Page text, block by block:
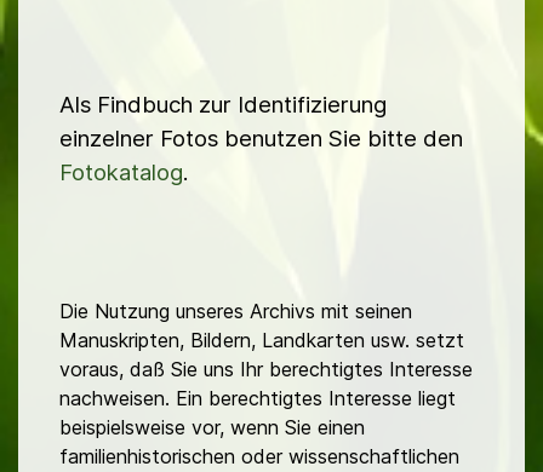
Als Findbuch zur Identifizierung
einzelner Fotos benutzen Sie bitte den
Fotokatalog.
Die Nutzung unseres Archivs mit seinen
Manuskripten, Bildern, Landkarten usw. setzt
voraus, daß Sie uns Ihr berechtigtes Interesse
nachweisen. Ein berechtigtes Interesse liegt
beispielsweise vor, wenn Sie einen
familienhistorischen oder wissenschaftlichen